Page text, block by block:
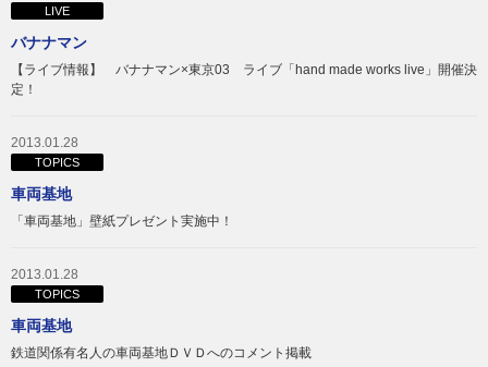
LIVE
バナナマン
【ライブ情報】 バナナマン×東京03 ライブ「hand made works live」開催決
定！
2013.01.28
TOPICS
車両基地
「車両基地」壁紙プレゼント実施中！
2013.01.28
TOPICS
車両基地
鉄道関係有名人の車両基地ＤＶＤへのコメント掲載